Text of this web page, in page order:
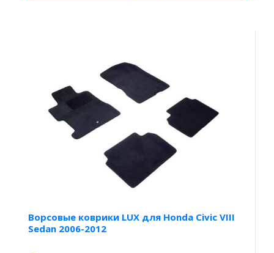
Ворсовые коврики LUX для Honda Civic VIII
Sedan 2006-2012